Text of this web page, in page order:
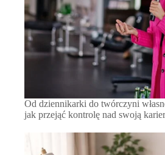
Od dziennikarki do twórczyni
jak przejąć kontrolę nad swoją